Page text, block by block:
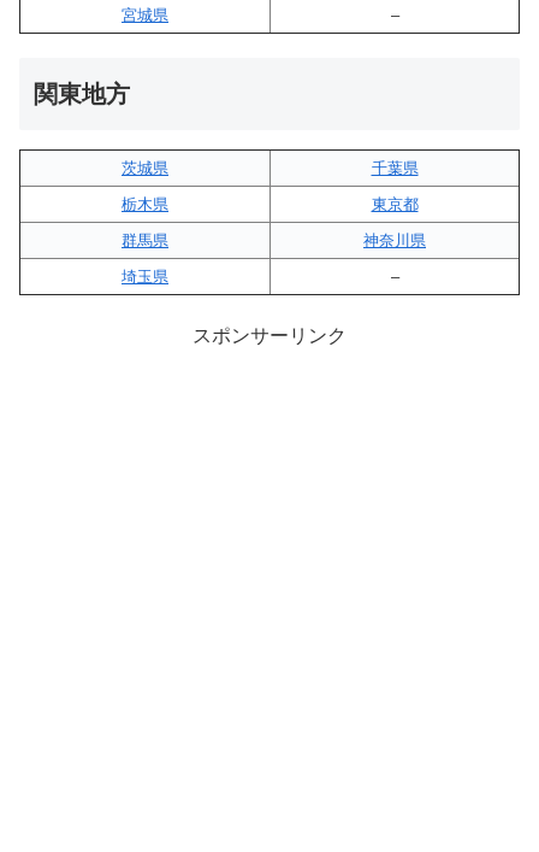
宮城県
–
関東地方
茨城県
千葉県
栃木県
東京都
群馬県
神奈川県
埼玉県
–
スポンサーリンク